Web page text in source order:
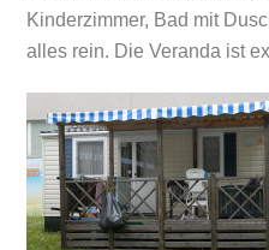
Kinderzimmer, Bad mit
alles rein. Die Veranda ist